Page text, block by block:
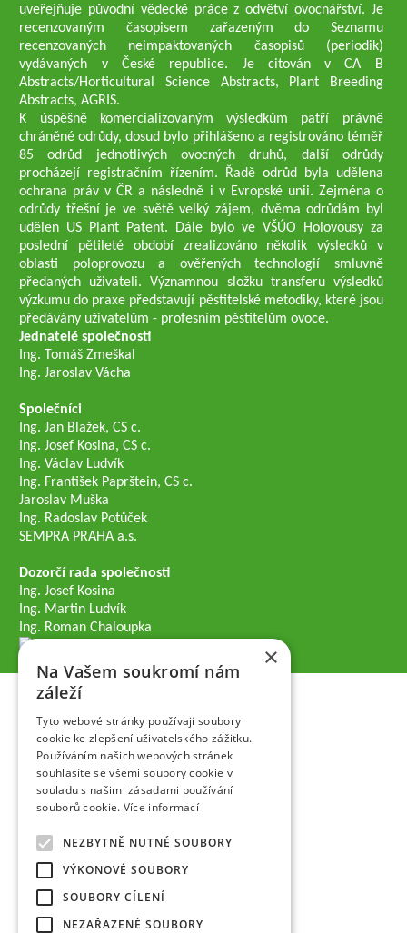
uveřejňuje původní vědecké práce z odvětví ovocnářství. Je
recenzovaným časopisem zařazeným do Seznamu
recenzovaných neimpaktovaných časopisů (periodik)
vydávaných v České republice. Je citován v CA B
Abstracts/Horticultural Science Abstracts, Plant Breeding
Abstracts, AGRIS.
K úspěšně komercializovaným výsledkům patří právně
chráněné odrůdy, dosud bylo přihlášeno a registrováno téměř
85 odrůd jednotlivých ovocných druhů, další odrůdy
procházejí registračním řízením. Řadě odrůd byla udělena
ochrana práv v ČR a následně i v Evropské unii. Zejména o
odrůdy třešní je ve světě velký zájem, dvěma odrůdám byl
udělen US Plant Patent. Dále bylo ve VŠÚO Holovousy za
poslední pětileté období zrealizováno několik výsledků v
oblasti poloprovozu a ověřených technologií smluvně
předaných uživateli. Významnou složku transferu výsledků
výzkumu do praxe představují pěstitelské metodiky, které jsou
předávány uživatelům - profesním pěstitelům ovoce.
Jednatelé společnosti
Ing. Tomáš Zmeškal
Ing. Jaroslav Vácha
Společníci
Ing. Jan Blažek, CS c.
Ing. Josef Kosina, CS c.
Ing. Václav Ludvík
Ing. František Paprštein, CS c.
Jaroslav Muška
Ing. Radoslav Potůček
SEMPRA PRAHA a.s.
Dozorčí rada společnosti
Ing. Josef Kosina
Ing. Martin Ludvík
Ing. Roman Chaloupka
×
Na Vašem soukromí nám
záleží
Tyto webové stránky používají soubory
cookie ke zlepšení uživatelského zážitku.
Používáním našich webových stránek
souhlasíte se všemi soubory cookie v
souladu s našimi zásadami používání
souborů cookie. Více informací
NEZBYTNĚ NUTNÉ SOUBORY
VÝKONOVÉ SOUBORY
SOUBORY CÍLENÍ
NEZAŘAZENÉ SOUBORY